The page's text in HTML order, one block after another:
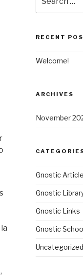
for:
RECENT
Welcome!
ARCHIVES
November
Gnostic
Gnostic
Gnostic Links
Gnostic
Uncategorized